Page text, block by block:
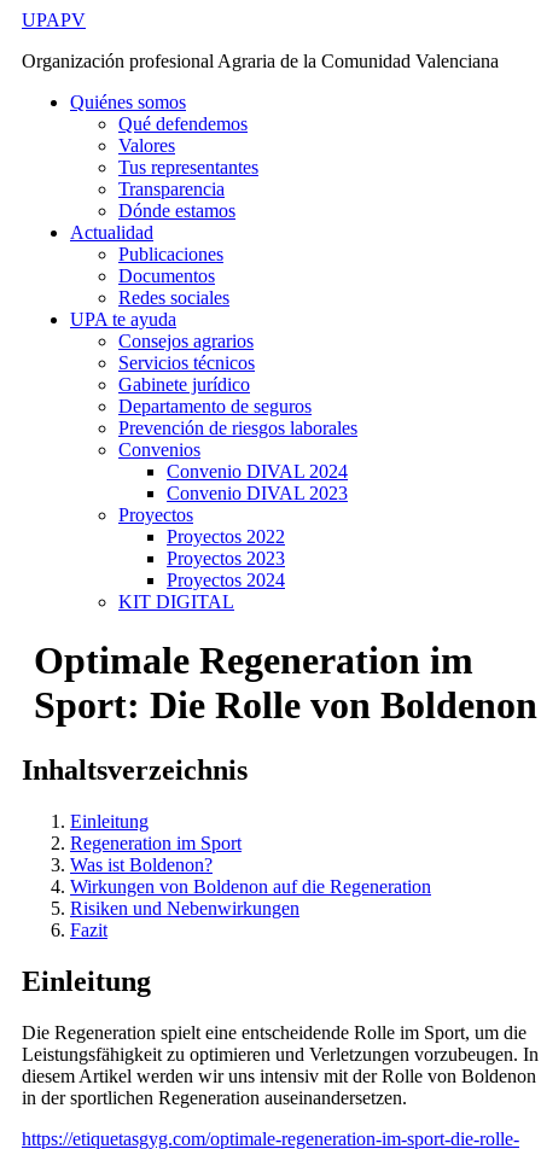
contenido
UPAPV
Organización profesional Agraria de la Comunidad Valenciana
Quiénes somos
Qué defendemos
Valores
Tus representantes
Transparencia
Dónde estamos
Actualidad
Publicaciones
Documentos
Redes sociales
UPA te ayuda
Consejos agrarios
Servicios técnicos
Gabinete jurídico
Departamento de seguros
Prevención de riesgos laborales
Convenios
Convenio DIVAL 2024
Convenio DIVAL 2023
Proyectos
Proyectos 2022
Proyectos 2023
Proyectos 2024
KIT DIGITAL
Optimale Regeneration im
Sport: Die Rolle von Boldenon
Inhaltsverzeichnis
Einleitung
Regeneration im Sport
Was ist Boldenon?
Wirkungen von Boldenon auf die Regeneration
Risiken und Nebenwirkungen
Fazit
Einleitung
Die Regeneration spielt eine entscheidende Rolle im Sport, um die
Leistungsfähigkeit zu optimieren und Verletzungen vorzubeugen. In
diesem Artikel werden wir uns intensiv mit der Rolle von Boldenon
in der sportlichen Regeneration auseinandersetzen.
https://etiquetasgyg.com/optimale-regeneration-im-sport-die-rolle-